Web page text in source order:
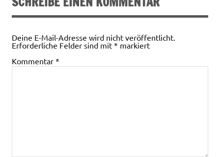
Deine E-Mail-Adresse wird nicht veröffentlicht.
Erforderliche Felder sind mit * markiert
Kommentar *